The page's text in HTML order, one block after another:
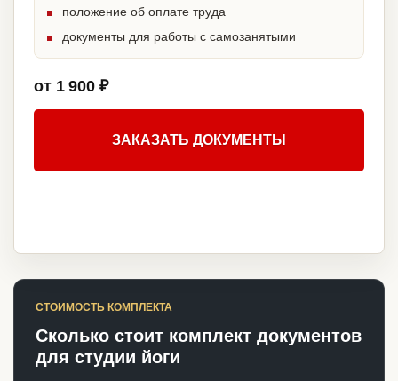
положение об оплате труда
документы для работы с самозанятыми
от 1 900 ₽
ЗАКАЗАТЬ ДОКУМЕНТЫ
СТОИМОСТЬ КОМПЛЕКТА
Сколько стоит комплект документов
для студии йоги